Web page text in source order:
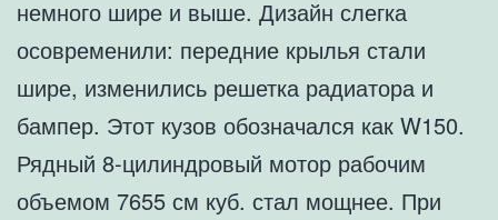
немного шире и выше. Дизайн слегка
осовременили: передние крылья стали
шире, изменились решетка радиатора и
бампер. Этот кузов обозначался как W150.
Рядный 8-цилиндровый мотор рабочим
объемом 7655 см куб. стал мощнее. При